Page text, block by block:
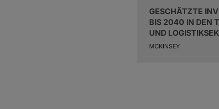
GESCHÄTZTE
BIS 2040 IN DEN
UND
MCKINSEY